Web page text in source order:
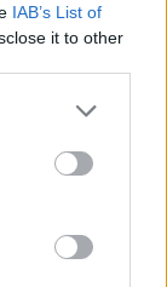
IAB’s List of
it to other
more Google
may click to
tags to
below Google
angol